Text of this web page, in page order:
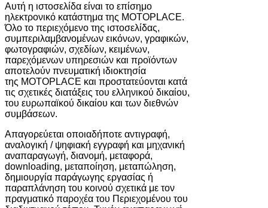
Αυτή η ιστοσελίδα είναι το επίσημο
ηλεκτρονικό κατάστημα της MOTOPLACE.
Όλο το περιεχόμενο της ιστοσελίδας,
συμπεριλαμβανομένων εικόνων, γραφικών,
φωτογραφιών, σχεδίων, κειμένων,
παρεχόμενων υπηρεσιών και προϊόντων
αποτελούν πνευματική ιδιοκτησία
της MOTOPLACE και προστατεύονται κατά
τις σχετικές διατάξεις του ελληνικού δικαίου,
του ευρωπαϊκού δικαίου και των διεθνών
συμβάσεων.
Απαγορεύεται οποιαδήποτε αντιγραφή,
αναλογική / ψηφιακή εγγραφή και μηχανική
αναπαραγωγή, διανομή, μεταφορά,
downloading, μεταποίηση, μεταπώληση,
δημιουργία παράγωγης εργασίας ή
παραπλάνηση του κοινού σχετικά με τον
πραγματικό παροχέα του Περιεχομένου του